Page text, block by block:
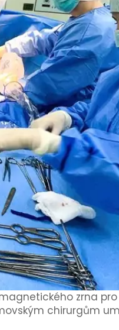
zrna
chirurgům